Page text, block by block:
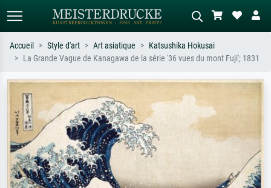
ex. Monet, Nuit étoilée,
impressionnisme, vague de Hokusai,
nu.
Décrivez la scène – ex. prairie verte,
abstrait avec beaucoup de rouge,
tableau sombre, nu debout près d'un
arbre.
Accueil Style d'art Art asiatique
Katsushika Hokusai
La Grande Vague de Kanagawa de la série '36 vues du mont Fuji'; 1831